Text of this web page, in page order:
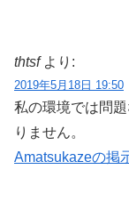
thtsf より:
2019年5月18日 19:50
私の環境では問
りません。
Amatsukazeの掲